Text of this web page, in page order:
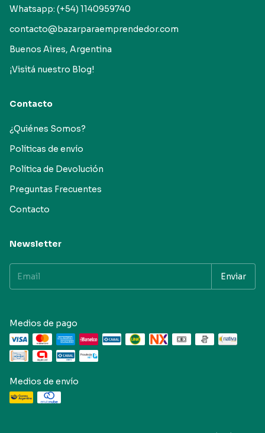
Whatsapp: (+54) 1140959740
contacto@bazarparaemprendedor.com
Buenos Aires, Argentina
¡Visitá nuestro Blog!
Contacto
¿Quiénes Somos?
Políticas de envío
Política de Devolución
Preguntas Frecuentes
Contacto
Newsletter
Medios de pago
Medios de envío